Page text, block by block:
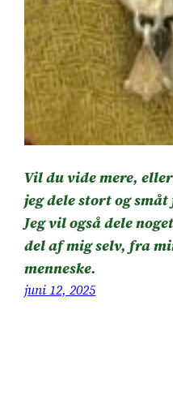
Vil du vide mere,
jeg dele stort og
Jeg vil også dele
del af mig selv, fra
menneske.
juni 12, 2025